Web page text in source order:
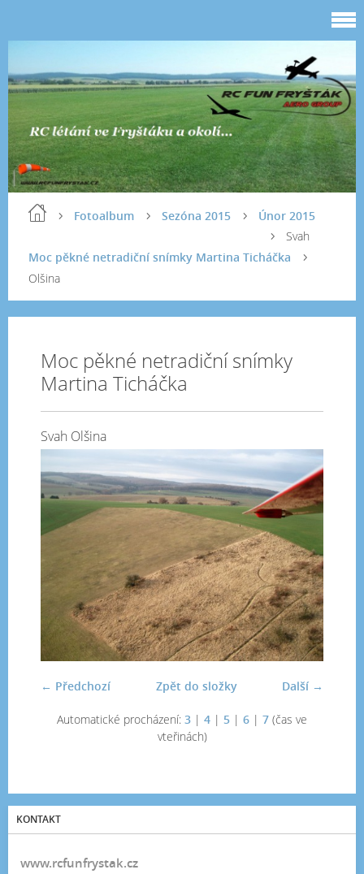
Fotoalbum Sezóna 2015 Únor 2015
Moc pěkné netradiční snímky Martina Ticháčka
Svah
Olšina
Moc pěkné netradiční snímky
Martina Ticháčka
Svah Olšina
← Předchozí Další →
Zpět do složky
Automatické procházení: 3 | 4 | 5 | 6 | 7 (čas ve
vteřinách)
KONTAKT
www.rcfunfrystak.cz